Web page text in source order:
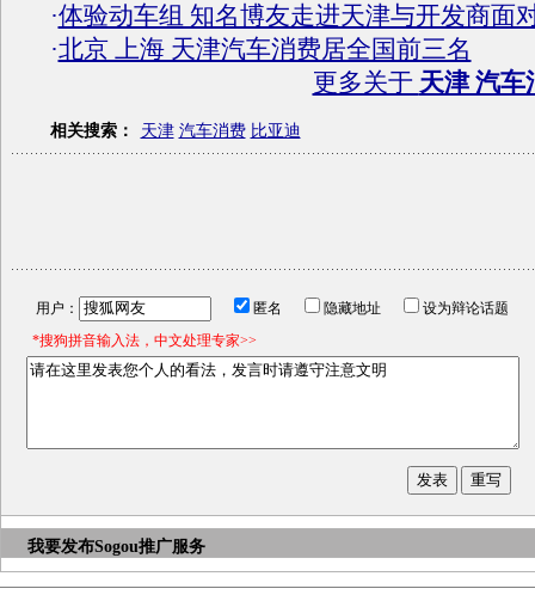
·体验动车组 知名博友走进天津与开发商面
·北京 上海 天津汽车消费居全国前三名
更多关于 天津 汽车
相关搜索： 天津 汽车消费 比亚迪
用户： 匿名 隐藏地址
设为辩论话题
*搜狗拼音输入法，中文处理专家>>
我要发布Sogou推广服务